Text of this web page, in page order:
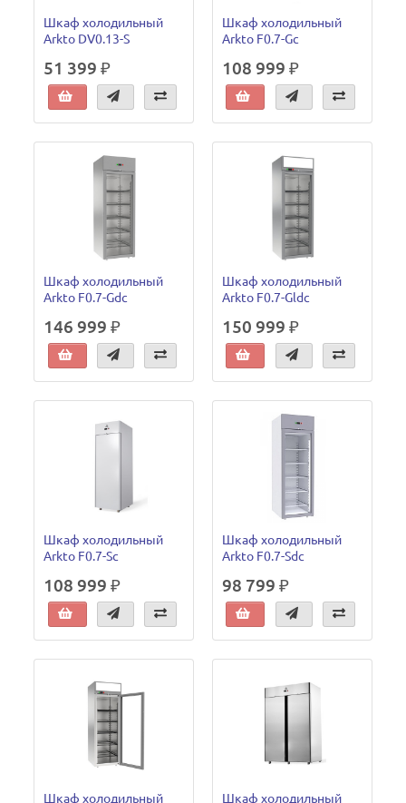
Шкаф холодильный
Arkto DV0.13-S
51 399 ₽
Шкаф холодильный
Arkto F0.7-Gc
108 999 ₽
Шкаф холодильный
Arkto F0.7-Gdc
146 999 ₽
Шкаф холодильный
Arkto F0.7-Gldc
150 999 ₽
Шкаф холодильный
Arkto F0.7-Sc
108 999 ₽
Шкаф холодильный
Arkto F0.7-Sdc
98 799 ₽
Шкаф холодильный
Шкаф холодильный